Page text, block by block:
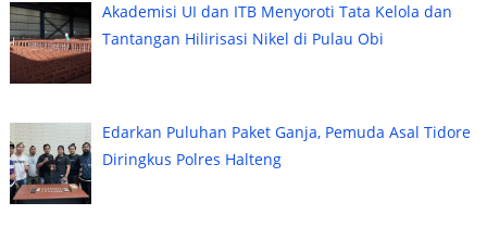
Akademisi UI dan ITB Menyoroti Tata Kelola dan
Tantangan Hilirisasi Nikel di Pulau Obi
Edarkan Puluhan Paket Ganja, Pemuda Asal Tidore
Diringkus Polres Halteng